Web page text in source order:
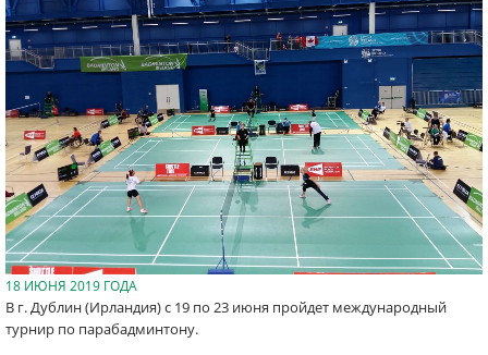
18 ИЮНЯ 2019 ГОДА
В г. Дублин (Ирландия) с 19 по 23 июня пройдет международный
турнир по парабадминтону.